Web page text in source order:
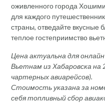
оживленного города
для каждого
страны, отведайте вкусные
теплое гостеприимство
Цена актуальна для
Вьетнам из Хабаровска на
чартерных авиарейсов).
Стоимость указана за
себя топливный сбор